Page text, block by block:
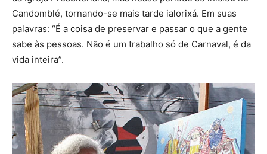
Candomblé, tornando-se mais tarde ialorixá. Em suas
palavras: “É a coisa de preservar e passar o que a gente
sabe às pessoas. Não é um trabalho só de Carnaval, é da
vida inteira”.